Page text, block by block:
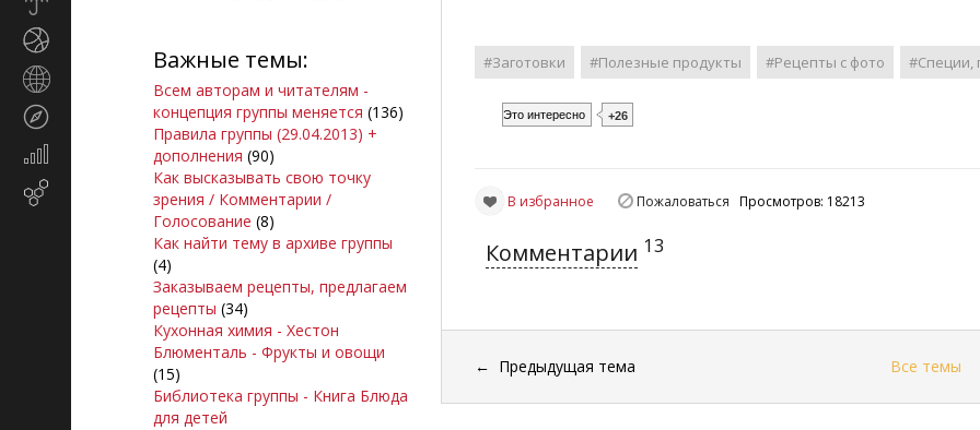
Экономика
маркетинг
Важные темы:
Всем авторам и читателям -
концепция группы меняется (136)
Правила группы (29.04.2013) +
дополнения (90)
Как высказывать свою точку
зрения / Комментарии /
Голосование (8)
Как найти тему в архиве группы
(4)
Заказываем рецепты, предлагаем
рецепты (34)
Кухонная химия - Хестон
Блюменталь - Фрукты и овощи
(15)
Библиотека группы - Книга Блюда
для детей
#Заготовки #Полезные продукты #Рецепты с фото #Специи,
Это интересно +26
В избранное Пожаловаться Просмотров: 18213
Комментарии 13
← Предыдущая тема Все темы